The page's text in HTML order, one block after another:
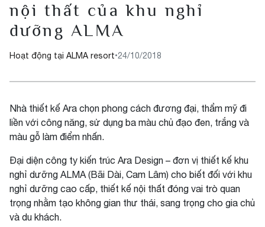
nội thất của khu nghỉ
dưỡng ALMA
Hoạt động tại ALMA resort•24/10/2018
Nhà thiết kế Ara chọn phong cách đương đại, thẩm mỹ đi
liền với công năng, sử dụng ba màu chủ đạo đen, trắng và
màu gỗ làm điểm nhấn.
Đại diện công ty kiến trúc Ara Design – đơn vị thiết kế khu
nghỉ dưỡng ALMA (Bãi Dài, Cam Lâm) cho biết đối với khu
nghỉ dưỡng cao cấp, thiết kế nội thất đóng vai trò quan
trọng nhằm tạo không gian thư thái, sang trọng cho gia chủ
và du khách.